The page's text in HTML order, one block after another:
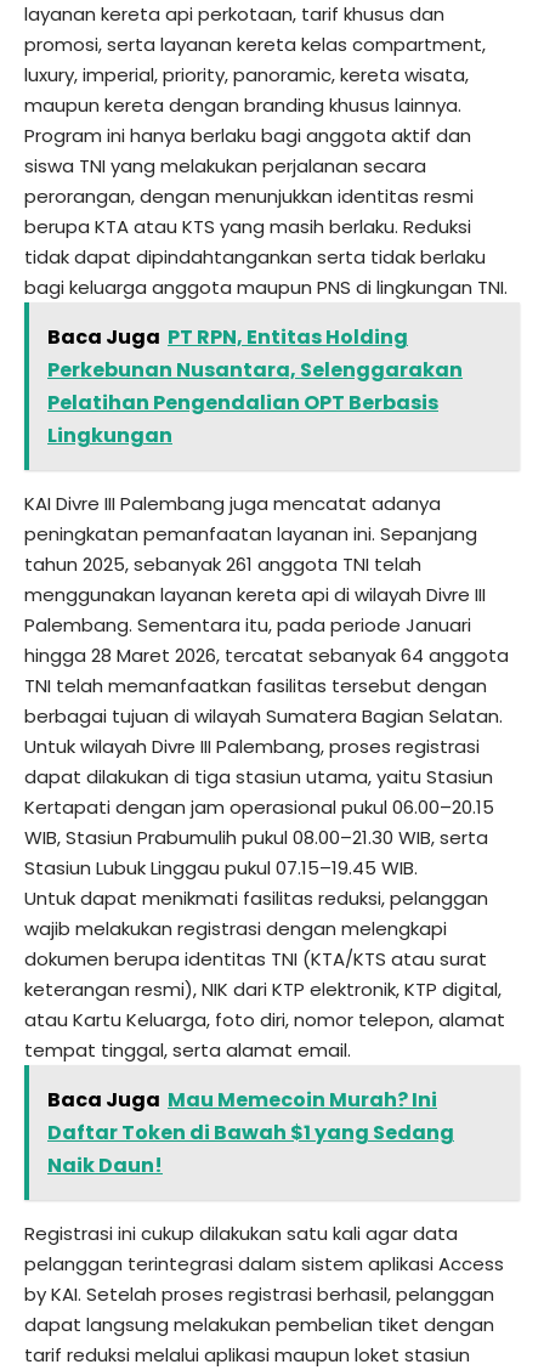
layanan kereta api perkotaan, tarif khusus dan
promosi, serta layanan kereta kelas compartment,
luxury, imperial, priority, panoramic, kereta wisata,
maupun kereta dengan branding khusus lainnya.
Program ini hanya berlaku bagi anggota aktif dan
siswa TNI yang melakukan perjalanan secara
perorangan, dengan menunjukkan identitas resmi
berupa KTA atau KTS yang masih berlaku. Reduksi
tidak dapat dipindahtangankan serta tidak berlaku
bagi keluarga anggota maupun PNS di lingkungan TNI.
Baca Juga PT RPN, Entitas Holding
Perkebunan Nusantara, Selenggarakan
Pelatihan Pengendalian OPT Berbasis
Lingkungan
KAI Divre III Palembang juga mencatat adanya
peningkatan pemanfaatan layanan ini. Sepanjang
tahun 2025, sebanyak 261 anggota TNI telah
menggunakan layanan kereta api di wilayah Divre III
Palembang. Sementara itu, pada periode Januari
hingga 28 Maret 2026, tercatat sebanyak 64 anggota
TNI telah memanfaatkan fasilitas tersebut dengan
berbagai tujuan di wilayah Sumatera Bagian Selatan.
Untuk wilayah Divre III Palembang, proses registrasi
dapat dilakukan di tiga stasiun utama, yaitu Stasiun
Kertapati dengan jam operasional pukul 06.00–20.15
WIB, Stasiun Prabumulih pukul 08.00–21.30 WIB, serta
Stasiun Lubuk Linggau pukul 07.15–19.45 WIB.
Untuk dapat menikmati fasilitas reduksi, pelanggan
wajib melakukan registrasi dengan melengkapi
dokumen berupa identitas TNI (KTA/KTS atau surat
keterangan resmi), NIK dari KTP elektronik, KTP digital,
atau Kartu Keluarga, foto diri, nomor telepon, alamat
tempat tinggal, serta alamat email.
Baca Juga Mau Memecoin Murah? Ini
Daftar Token di Bawah $1 yang Sedang
Naik Daun!
Registrasi ini cukup dilakukan satu kali agar data
pelanggan terintegrasi dalam sistem aplikasi Access
by KAI. Setelah proses registrasi berhasil, pelanggan
dapat langsung melakukan pembelian tiket dengan
tarif reduksi melalui aplikasi maupun loket stasiun